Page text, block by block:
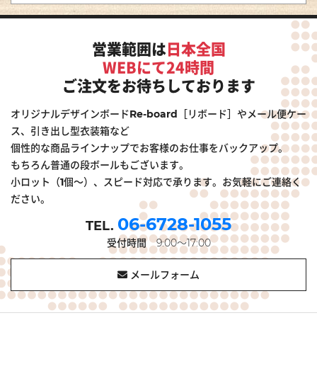
営業範囲は日本全国
WEBにて24時間
ご注文をお待ちしております
オリジナルデザインボードRe-board［リボード］やメール便ケー
ス、引き出し型衣装箱など
個性的な商品ラインナップでお客様のお仕事をバックアップ。
もちろん普通の段ボールもございます。
小ロット（1個～）、スピード対応で承ります。お気軽にご連絡く
ださい。
06-6728-1055
受付時間9:00～17:00
メールフォーム